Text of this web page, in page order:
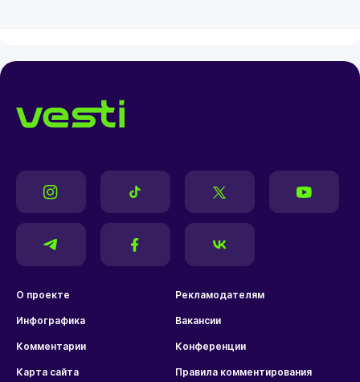
О проекте Рекламодателям
Инфографика Вакансии
Комментарии Конференции
Карта сайта Правила комментирования